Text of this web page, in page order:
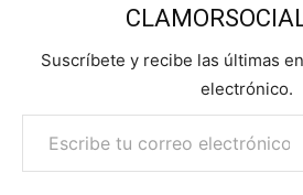
Suscríbete y recibe las últimas
electrónico.
Escribe tu correo electrónico…